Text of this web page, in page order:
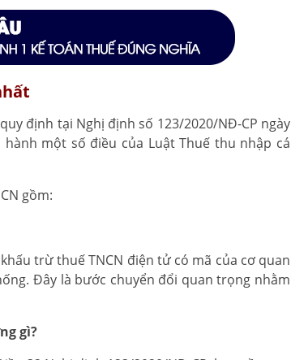
định tại Nghị định số 123/2020/NĐ-CP ngày
một số điều của Luật Thuế thu nhập cá
gồm:
trừ thuế TNCN điện tử có mã của cơ quan
Đây là bước chuyển đổi quan trọng nhằm
gì?